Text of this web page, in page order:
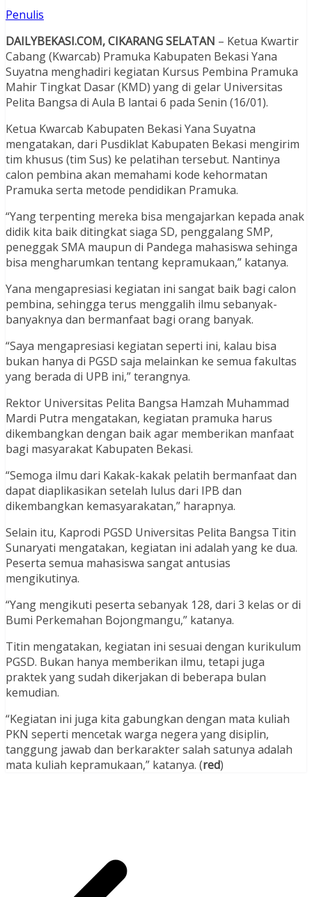
Penulis
DAILYBEKASI.COM, CIKARANG SELATAN – Ketua Kwartir
Cabang (Kwarcab) Pramuka Kabupaten Bekasi Yana
Suyatna menghadiri kegiatan Kursus Pembina Pramuka
Mahir Tingkat Dasar (KMD) yang di gelar Universitas
Pelita Bangsa di Aula B lantai 6 pada Senin (16/01).
Ketua Kwarcab Kabupaten Bekasi Yana Suyatna
mengatakan, dari Pusdiklat Kabupaten Bekasi mengirim
tim khusus (tim Sus) ke pelatihan tersebut. Nantinya
calon pembina akan memahami kode kehormatan
Pramuka serta metode pendidikan Pramuka.
“Yang terpenting mereka bisa mengajarkan kepada anak
didik kita baik ditingkat siaga SD, penggalang SMP,
peneggak SMA maupun di Pandega mahasiswa sehinga
bisa mengharumkan tentang kepramukaan,” katanya.
Yana mengapresiasi kegiatan ini sangat baik bagi calon
pembina, sehingga terus menggalih ilmu sebanyak-
banyaknya dan bermanfaat bagi orang banyak.
“Saya mengapresiasi kegiatan seperti ini, kalau bisa
bukan hanya di PGSD saja melainkan ke semua fakultas
yang berada di UPB ini,” terangnya.
Rektor Universitas Pelita Bangsa Hamzah Muhammad
Mardi Putra mengatakan, kegiatan pramuka harus
dikembangkan dengan baik agar memberikan manfaat
bagi masyarakat Kabupaten Bekasi.
“Semoga ilmu dari Kakak-kakak pelatih bermanfaat dan
dapat diaplikasikan setelah lulus dari IPB dan
dikembangkan kemasyarakatan,” harapnya.
Selain itu, Kaprodi PGSD Universitas Pelita Bangsa Titin
Sunaryati mengatakan, kegiatan ini adalah yang ke dua.
Peserta semua mahasiswa sangat antusias
mengikutinya.
“Yang mengikuti peserta sebanyak 128, dari 3 kelas or di
Bumi Perkemahan Bojongmangu,” katanya.
Titin mengatakan, kegiatan ini sesuai dengan kurikulum
PGSD. Bukan hanya memberikan ilmu, tetapi juga
praktek yang sudah dikerjakan di beberapa bulan
kemudian.
“Kegiatan ini juga kita gabungkan dengan mata kuliah
PKN seperti mencetak warga negera yang disiplin,
tanggung jawab dan berkarakter salah satunya adalah
mata kuliah kepramukaan,” katanya. (red)